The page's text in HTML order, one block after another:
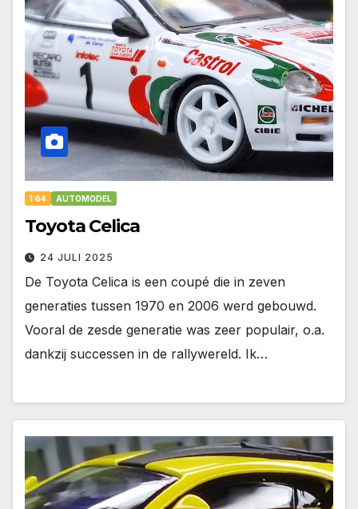
1:64 AUTOMODEL
Toyota Celica
24 JULI 2025
De Toyota Celica is een coupé die in zeven
generaties tussen 1970 en 2006 werd gebouwd.
Vooral de zesde generatie was zeer populair, o.a.
dankzij successen in de rallywereld. Ik…